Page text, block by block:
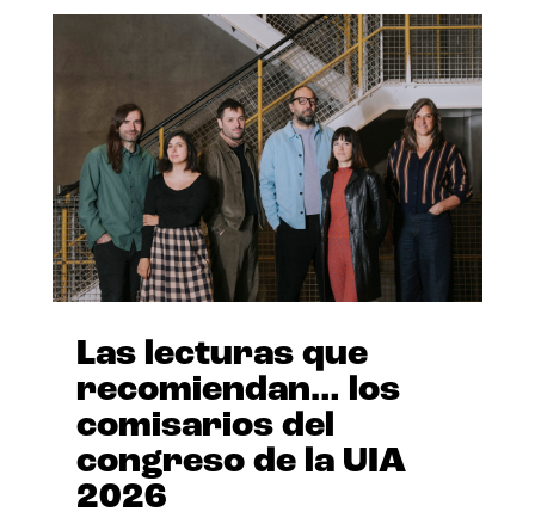
Las lecturas que
recomiendan… los
comisarios del
congreso de la UIA
2026